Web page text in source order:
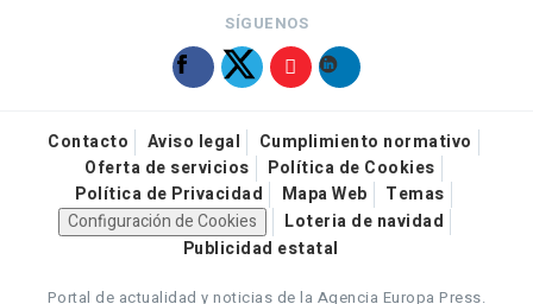
SÍGUENOS
Contacto Aviso legal
Cumplimiento normativo
Oferta de servicios
Política de Cookies
Política de Privacidad
Mapa Web
Temas
Configuración de Cookies
Loteria de navidad
Publicidad estatal
Portal de actualidad y noticias de la Agencia Europa Press.